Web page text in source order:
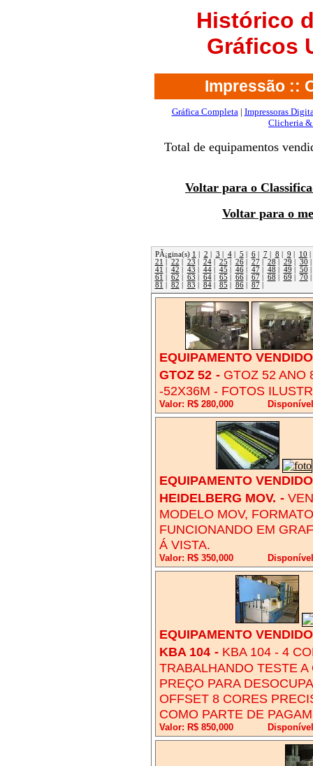
Histórico
Gráficos
Impressão ::
Gráfica Completa| Impressoras
Clicheria
Total de equipamentos
Voltar para o
Voltar para o
PÃ¡gina(s) 1 2 3 4| 5 6| 7| 8 9 10
21
22 23 24| 25 26| 27| 28 29 30
41
42 43 44| 45 46| 47| 48 49 50
61
62 63 64| 65 66| 67| 68 69 70
81
82 83 84| 85 86| 87|
EQUIPAMENTO
GTOZ 52 - GTOZ 52 ANO
-52X36M - FOTOS
Valor: R$ 280,000
EQUIPAMENTO
HEIDELBERG MOV. -
MODELO MOV,
FUNCIONANDO EM
Á VISTA.
Valor: R$ 350,000
EQUIPAMENTO
KBA 104 - KBA 104 - 4
TRABALHANDO TESTE
PREÇO PARA
OFFSET 8 CORES
COMO PARTE DE
Valor: R$ 850,000